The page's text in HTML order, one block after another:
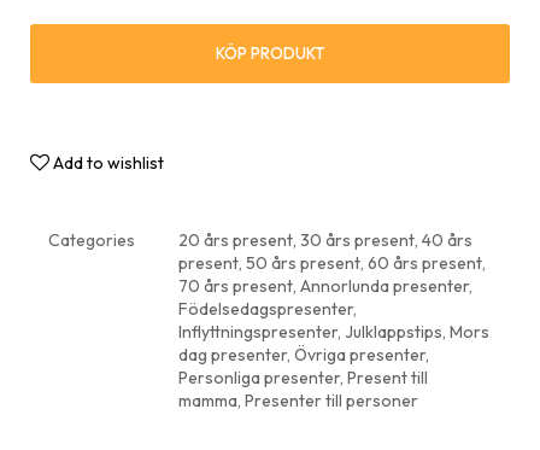
KÖP PRODUKT
Add to wishlist
Categories 20 års present 30 års present 40 års
present 50 års present 60 års present
70 års present Annorlunda presenter,
Födelsedagspresenter,
Inflyttningspresenter, Julklappstips Mors
dag presenter, Övriga presenter,
Personliga presenter, Present till
mamma Presenter till personer